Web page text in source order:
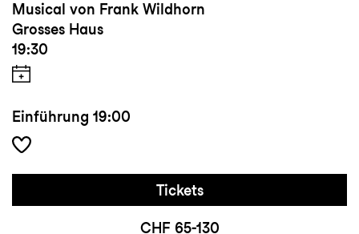
Musical von Frank Wildhorn
Grosses Haus
19:30
Einführung 19:00
Tickets
CHF 65-130